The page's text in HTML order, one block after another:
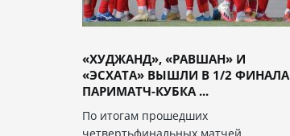
«ХУДЖАНД», «РАВШАН» И
«ЭСХАТА» ВЫШЛИ В 1/2 ФИНАЛА
ПАРИМАТЧ-КУБКА ...
По итогам прошедших